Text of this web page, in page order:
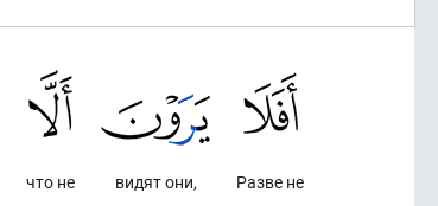
Разве не
видят они,
что не